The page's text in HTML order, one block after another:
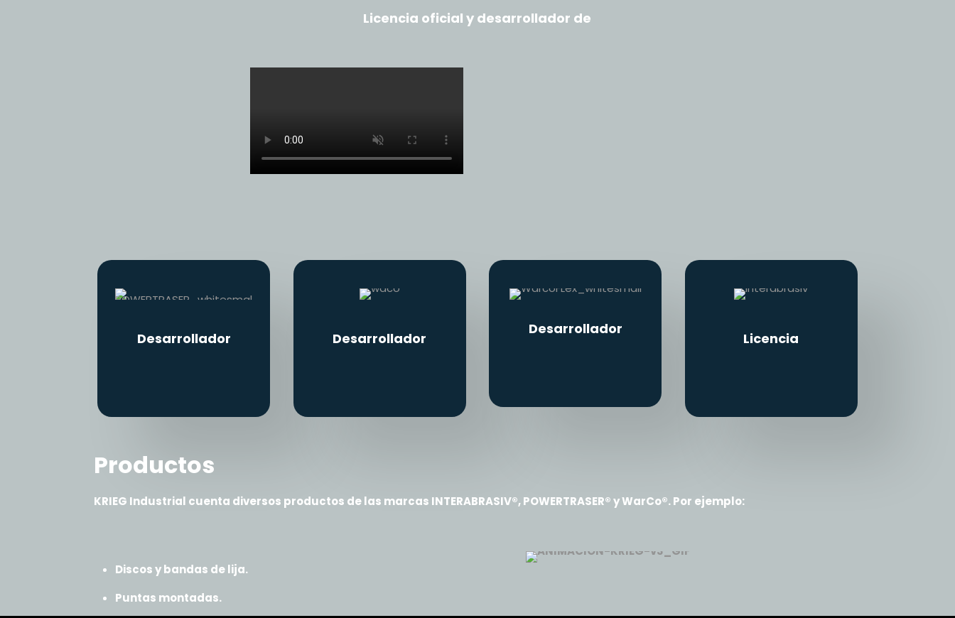
Licencia oficial y desarrollador de
Desarrollador Desarrollador
Desarrollador
Licencia
Productos
KRIEG Industrial cuenta diversos productos de las marcas INTERABRASIV®, POWERTRASER® y WarCo®. Por ejemplo:
Discos y bandas de lija.
Puntas montadas.